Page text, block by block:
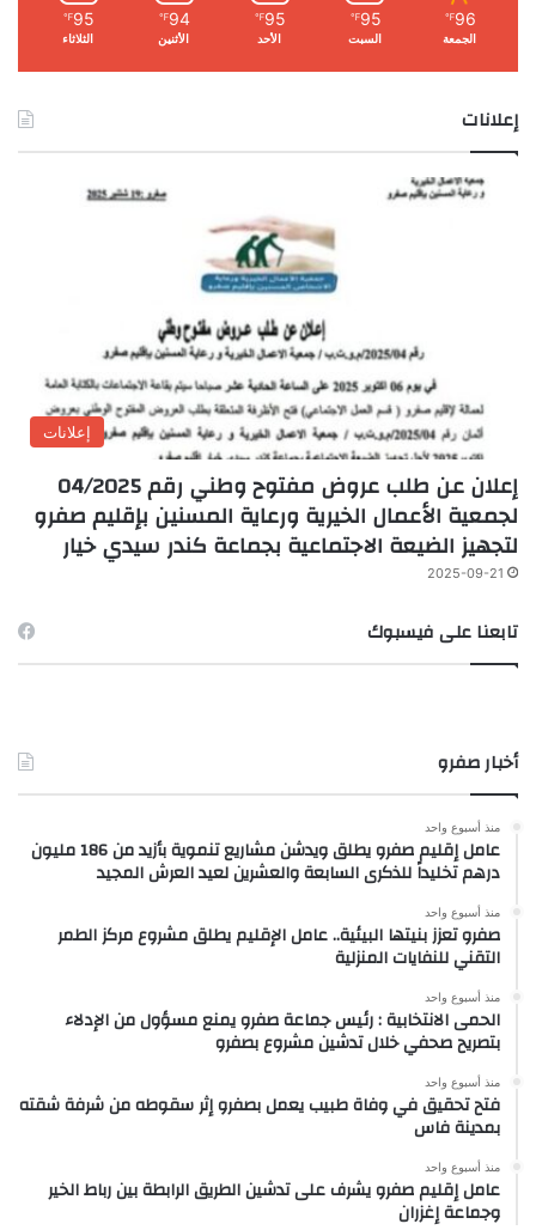
96
℉
الجمعة
95
℉
السبت
95
℉
الأحد
94
℉
الأثنين
95
℉
الثلاثاء
إعلانات
إعلانات
إعلان عن طلب عروض مفتوح وطني رقم 04/2025
لجمعية الأعمال الخيرية ورعاية المسنين بإقليم صفرو
لتجهيز الضيعة الاجتماعية بجماعة كندر سيدي خيار
2025-09-21
تابعنا على فيسبوك
أخبار صفرو
منذ أسبوع واحد
عامل إقليم صفرو يطلق ويدشن مشاريع تنموية بأزيد من 186 مليون
درهم تخليداً للذكرى السابعة والعشرين لعيد العرش المجيد
منذ أسبوع واحد
صفرو تعزز بنيتها البيئية.. عامل الإقليم يطلق مشروع مركز الطمر
التقني للنفايات المنزلية
منذ أسبوع واحد
الحمى الانتخابية : رئيس جماعة صفرو يمنع مسؤول من الإدلاء
بتصريح صحفي خلال تدشين مشروع بصفرو
منذ أسبوع واحد
فتح تحقيق في وفاة طبيب يعمل بصفرو إثر سقوطه من شرفة شقته
بمدينة فاس
منذ أسبوع واحد
عامل إقليم صفرو يشرف على تدشين الطريق الرابطة بين رباط الخير
وجماعة إغزران